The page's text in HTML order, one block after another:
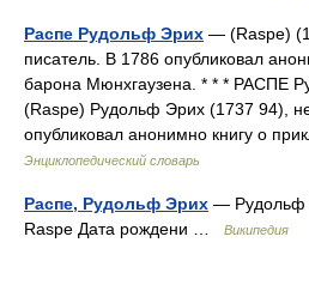
Распе Рудольф Эрих — (Raspe)
писатель. В 1786 опубликовал
барона Мюнхгаузена. * * * РАСПЕ
(Raspe) Рудольф Эрих (1737 94),
опубликовал анонимно книгу о
Энциклопедический словарь
Распе, Рудольф Эрих — Рудольф
Raspe Дата рождени …
Википедия